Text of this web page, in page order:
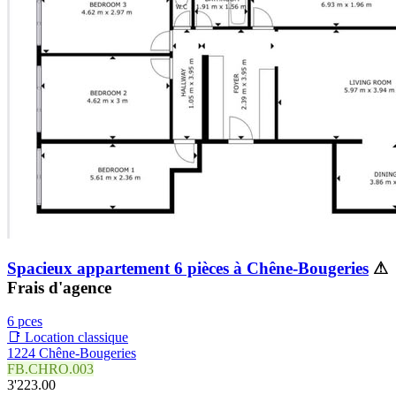
Spacieux appartement 6 pièces à Chêne-Bougeries ⚠
Frais d'agence
6 pces
📑 Location classique
1224 Chêne-Bougeries
FB.CHRO.003
3'223.00